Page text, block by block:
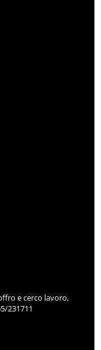
e cerco lavoro,
231711